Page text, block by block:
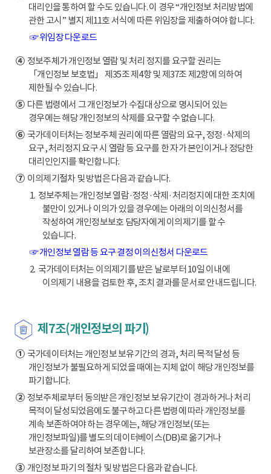
대리인을 통하여 할 수도 있습니다. 이 경우 “개인정보 처리방법에
관한 고시” 별지 제11호 서식에 따른 위임장을 제출하여야 합니다.
☞ 위임장 다운로드
④정보주체가 개인정보 열람 및 처리 정지를 요구할 권리는
「개인정보 보호법」 제35조 제4항 및 제37조 제2항에 의하여
제한될 수 있습니다.
⑤다른 법령에서 그 개인정보가 수집대상으로 명시되어 있는
경우에는 해당 개인정보의 삭제를 요구할 수 없습니다.
⑥국가데이터처는 정보주체 권리에 따른 열람의 요구, 정정·삭제의
요구, 처리정지 요구 시 열람 등 요구를 한 자가 본인이거나 정당한
대리인인지를 확인합니다.
⑦이의제기절차 및 방법은 다음과 같습니다.
1. 정보주체는 개인정보 열람·정정·삭제·처리정지에 대한 조치에
불만이 있거나 이의가 있을 경우에는 아래의 이의신청서를
작성하여 개인정보보호 담당자에게 이의제기를 할 수
있습니다.
☞ 개인정보 열람 등 요구 결정 이의신청서 다운로드
2. 국가데이터처는 이의제기를 받은 날로부터 10일 이내에
이의제기 내용을 검토한 후, 조치 결과를 문서로 안내드립니다.
제7조(개인정보의 파기)
①국가데이터처는 개인정보 보유기간의 경과, 처리 목적 달성 등
개인정보가 불필요하게 되었을 때에는 지체 없이 해당 개인정보를
파기합니다.
②정보주체로부터 동의받은 개인정보 보유기간이 경과하거나 처리
목적이 달성되었음에도 불구하고 다른 법령에 따라 개인정보를
계속 보존하여야 하는 경우에는, 해당 개인정보(또는
개인정보파일)를 별도의 데이터베이스(DB)로 옮기거나
보관장소를 달리하여 보존합니다.
③개인정보 파기의 절차 및 방법은 다음과 같습니다.